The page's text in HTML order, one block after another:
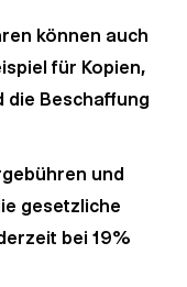
können auch
für Kopien,
die Beschaffung
und
gesetzliche
bei 19%